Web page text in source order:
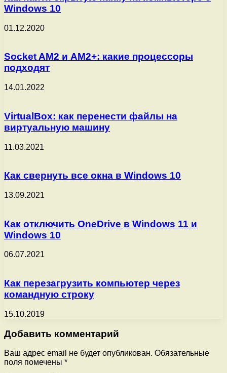
Windows 10
01.12.2020
Socket AM2 и AM2+: какие процессоры
подходят
14.01.2022
VirtualBox: как перенести файлы на
виртуальную машину
11.03.2021
Как свернуть все окна в Windows 10
13.09.2021
Как отключить OneDrive в Windows 11 и
Windows 10
06.07.2021
Как перезагрузить компьютер через
командную строку
15.10.2019
Добавить комментарий
Ваш адрес email не будет опубликован. Обязательные
поля помечены *